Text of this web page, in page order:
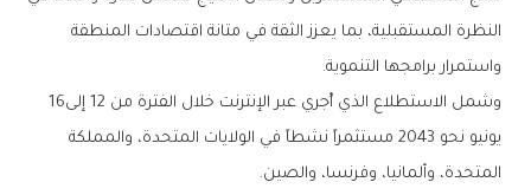
‬واستمرار‭ ‬برامجها‭ ‬التنموية‭.‬
وشمل‭ ‬الاستطلاع‭ ‬الذي‭ ‬أُجري‭ ‬عبر‭ ‬الإنترنت‭ ‬خلال‭ ‬الفترة‭ ‬من‭ ‬12‭ ‬إلى‭ ‬16‭
‬المتحدة،‭ ‬وألمانيا،‭ ‬وفرنسا،‭ ‬والصين‭.‬